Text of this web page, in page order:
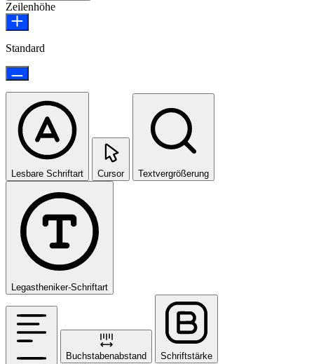
Zeilenhöhe
Standard
Lesbare Schriftart Cursor Textvergrößerung
Legastheniker-Schriftart
Buchstabenabstand Schriftstärke